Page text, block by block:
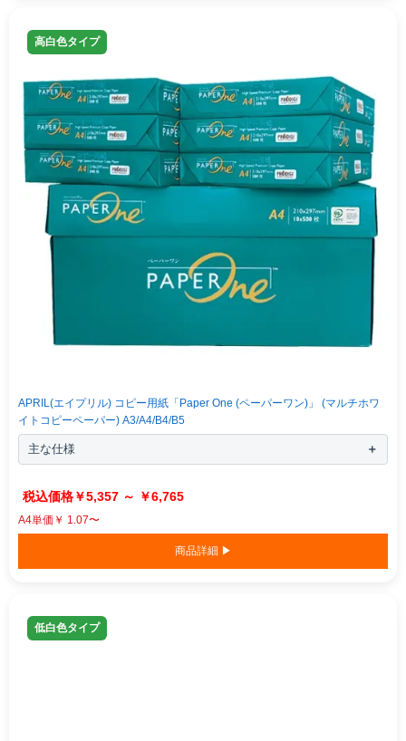
高白色タイプ
APRIL(エイプリル) コピー用紙「Paper One (ペーパーワン)」 (マルチホワ
イトコピーペーパー) A3/A4/B4/B5
主な仕様
￥5,357 ～ ￥6,765
A4単価￥ 1.07〜
商品詳細 ▶
低白色タイプ